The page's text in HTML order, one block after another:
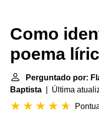
Como
poema
Perguntado por:
Baptista | Última